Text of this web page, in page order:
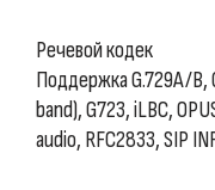
Речевой кодек
Поддержка G.729A/B,
band), G723, iLBC,
audio, RFC2833, SIP